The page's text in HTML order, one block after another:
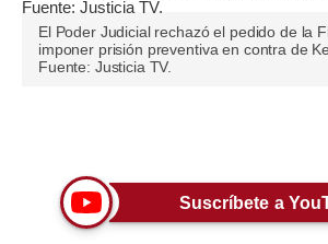
Pregunta de hoy
Blogs
Viajes
El Poder Judicial rechazó el pedido de la
imponer prisión preventiva en contra de
Fuente: Justicia TV.
Suscríbete a